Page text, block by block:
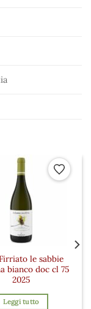
le sabbie
bianco doc cl 75
2025
Leggi tutto